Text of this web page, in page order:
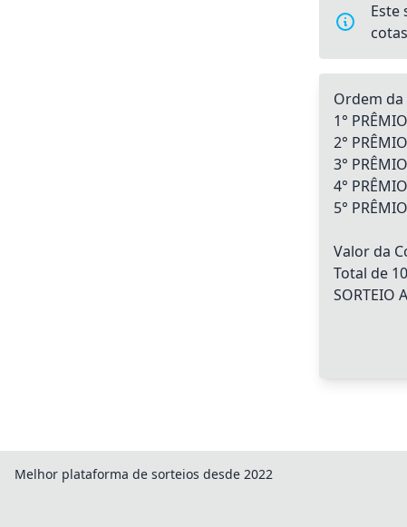
Este
Ordem
1°
2°
3°
4°
5°
Valor da
Total de
SORTEIO
Melhor plataforma de sorteios desde 2022